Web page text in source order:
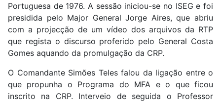
Portuguesa de 1976. A sessão iniciou-se no ISEG e foi
presidida pelo Major General Jorge Aires, que abriu
com a projecção de um vídeo dos arquivos da RTP
que regista o discurso proferido pelo General Costa
Gomes aquando da promulgação da CRP.
O Comandante Simões Teles falou da ligação entre o
que propunha o Programa do MFA e o que ficou
inscrito na CRP. Interveio de seguida o Professor